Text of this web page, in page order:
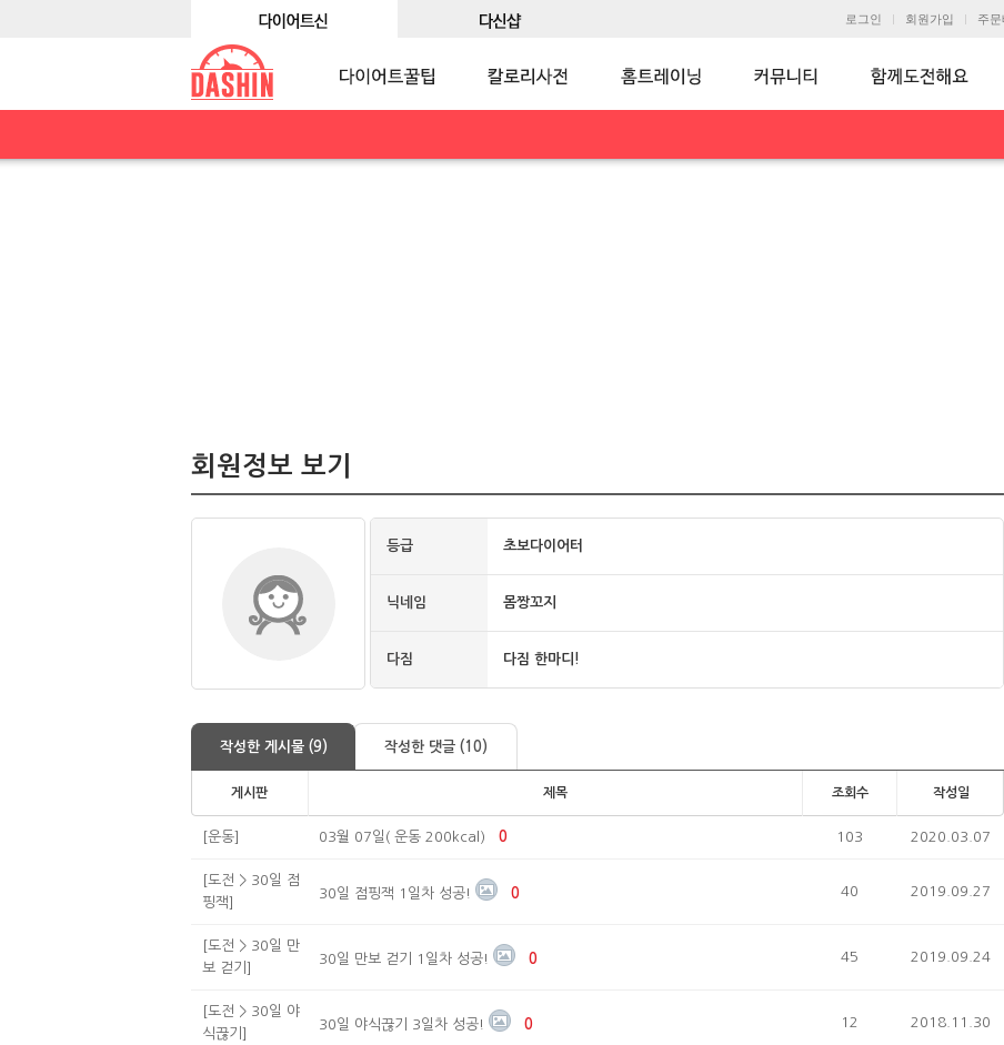
로그인 회원가입 주
회원정보 보기
등급 초보다이어터
닉네임 몸짱꼬지
다짐 다짐 한마디!
작성한 게시물 (9) 작성한 댓글 (10)
게시판 제목 조회수 작성일
[운동] 03월 07일( 운동 200kcal) 0 103 2020.03.07
[도전 > 30일 점
핑잭]
30일 점핑잭 1일차 성공! 0 40 2019.09.27
[도전 > 30일 만
보 걷기]
30일 만보 걷기 1일차 성공! 0 45 2019.09.24
[도전 > 30일 야
식끊기]
30일 야식끊기 3일차 성공! 0 12 2018.11.30